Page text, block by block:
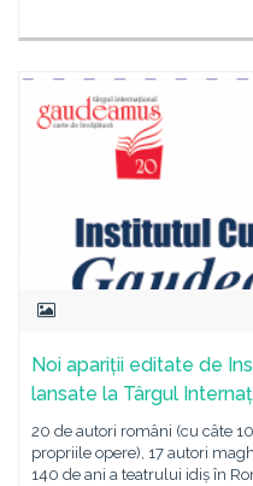
Noi apariții editate de
lansate la Târgul
20 de autori români (cu câte
propriile opere), 17 autori
140 de ani a teatrului idiș în